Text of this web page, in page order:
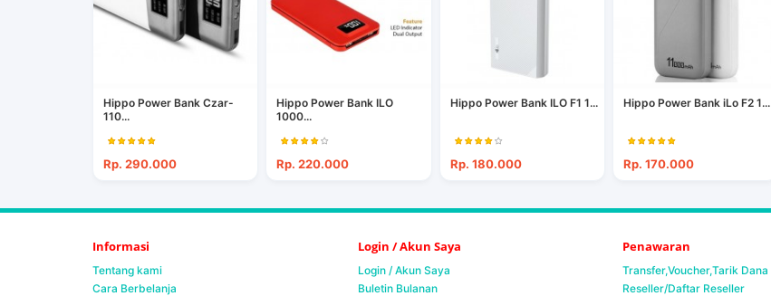
Hippo Power Bank Czar-
110...
Rp. 290.000
Hippo Power Bank ILO
1000...
Rp. 220.000
Hippo Power Bank ILO F1 1...
Rp. 180.000
Hippo Power Bank iLo F2 1...
Rp. 170.000
Informasi
Tentang kami
Cara Berbelanja
Login / Akun Saya
Login / Akun Saya
Buletin Bulanan
Penawaran
Transfer,Voucher,Tarik Dana
Reseller/Daftar Reseller